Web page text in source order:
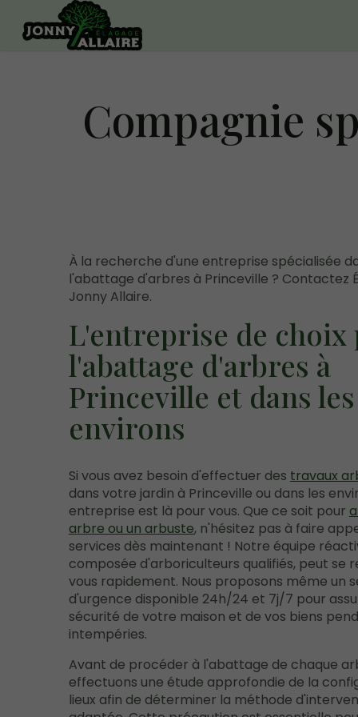
Compagnie
À la recherche d'une entreprise spécialisée
l'abattage d'arbres à Princeville ? Contactez
Jonny Allaire.
L'entreprise de choix
l'abattage d'arbres à
Princeville et dans les
environs
Si vous avez besoin d'effectuer des travaux
dans votre jardin à Princeville ou dans les
entreprise est là pour vous. Que ce soit pour
arbre ou un arbuste, n'hésitez pas à faire
services dès maintenant ! Notre équipe
composée d'arboriculteurs qualifiés, peut se
vous rapidement. Nous proposons même un
d'urgence disponible 24h/24 et 7j/7 pour
sécurité de votre maison et de vos biens
intempéries.
Avant de procéder à l'abattage de chaque
effectuons une étude approfondie de la
lieux afin de déterminer la méthode